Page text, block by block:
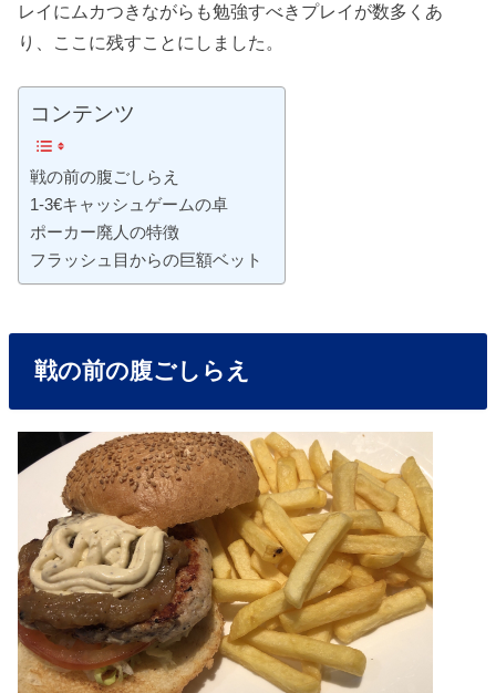
レイにムカつきながらも勉強すべきプレイが数多くあ
り、ここに残すことにしました。
コンテンツ
戦の前の腹ごしらえ
1-3€キャッシュゲームの卓
ポーカー廃人の特徴
フラッシュ目からの巨額ベット
戦の前の腹ごしらえ